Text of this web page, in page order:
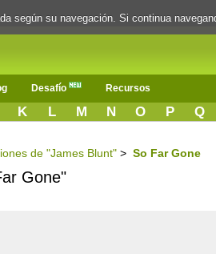
Desafío Recursos
K L M N O P Q
de "James Blunt" > So Far Gone
Gone"
según su navegación. Si continua